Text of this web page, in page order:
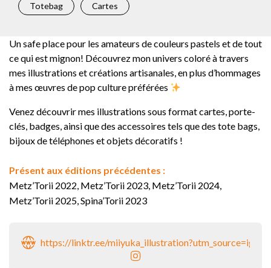
Totebag Cartes
Un safe place pour les amateurs de couleurs pastels et de tout
ce qui est mignon! Découvrez mon univers coloré à travers
mes illustrations et créations artisanales, en plus d’hommages
à mes œuvres de pop culture préférées
Venez découvrir mes illustrations sous format cartes, porte-
clés, badges, ainsi que des accessoires tels que des tote bags,
bijoux de téléphones et objets décoratifs !
Présent aux éditions précédentes :
Metz’Torii 2022, Metz’Torii 2023, Metz’Torii 2024,
Metz’Torii 2025, Spina’Torii 2023
https://linktr.ee/